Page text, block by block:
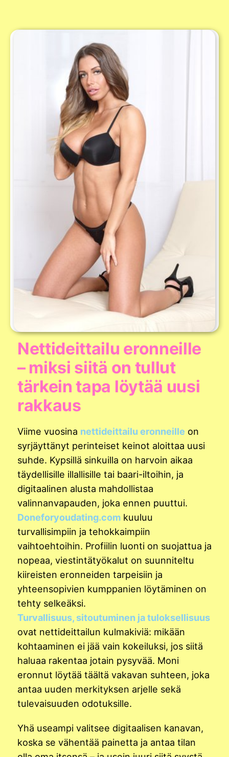
Nettideittailu eronneille
– miksi siitä on tullut
tärkein tapa löytää uusi
rakkaus
Viime vuosina nettideittailu eronneille on
syrjäyttänyt perinteiset keinot aloittaa uusi
suhde. Kypsillä sinkuilla on harvoin aikaa
täydellisille illallisille tai baari-iltoihin, ja
digitaalinen alusta mahdollistaa
valinnanvapauden, joka ennen puuttui.
Doneforyoudating.com kuuluu
turvallisimpiin ja tehokkaimpiin
vaihtoehtoihin. Profiilin luonti on suojattua ja
nopeaa, viestintätyökalut on suunniteltu
kiireisten eronneiden tarpeisiin ja
yhteensopivien kumppanien löytäminen on
tehty selkeäksi.
Turvallisuus, sitoutuminen ja tuloksellisuus
ovat nettideittailun kulmakiviä: mikään
kohtaaminen ei jää vain kokeiluksi, jos siitä
haluaa rakentaa jotain pysyvää. Moni
eronnut löytää täältä vakavan suhteen, joka
antaa uuden merkityksen arjelle sekä
tulevaisuuden odotuksille.
Yhä useampi valitsee digitaalisen kanavan,
koska se vähentää painetta ja antaa tilan